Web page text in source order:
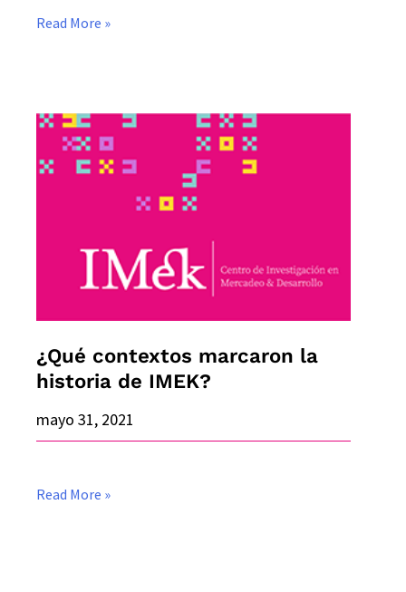
Read More »
¿Qué contextos marcaron la
historia de IMEK?
mayo 31, 2021
¿Qué
contextos
marcaron
Read More »